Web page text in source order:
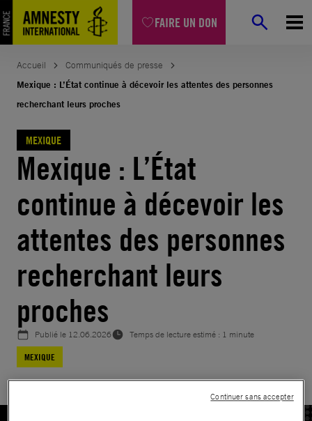
FAIRE UN DON
Aller
au
contenu
Accueil
Communiqués de presse
Mexique : L’État continue à décevoir les attentes des personnes
recherchant leurs proches
MEXIQUE
Mexique : L’État
continue à décevoir les
attentes des personnes
recherchant leurs
proches
Publié le 12.06.2026
Temps de lecture estimé : 1 minute
MEXIQUE
Continuer sans accepter